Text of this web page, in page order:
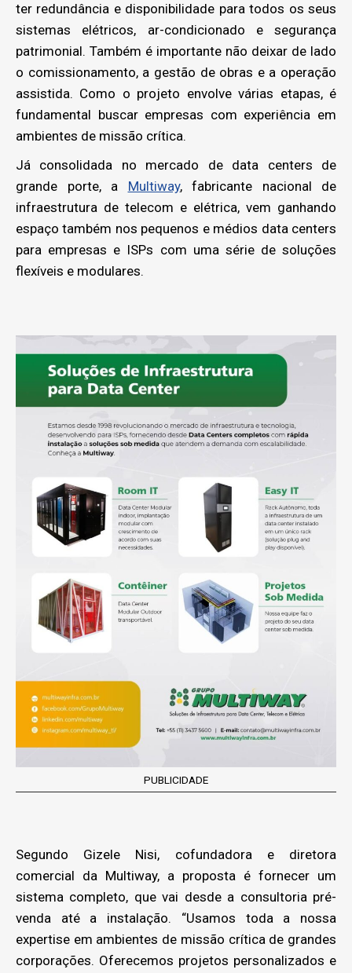
ter redundância e disponibilidade para todos os seus
sistemas elétricos, ar-condicionado e segurança
patrimonial. Também é importante não deixar de lado
o comissionamento, a gestão de obras e a operação
assistida. Como o projeto envolve várias etapas, é
fundamental buscar empresas com experiência em
ambientes de missão crítica.
Já consolidada no mercado de data centers de
grande porte, a Multiway, fabricante nacional de
infraestrutura de telecom e elétrica, vem ganhando
espaço também nos pequenos e médios data centers
para empresas e ISPs com uma série de soluções
flexíveis e modulares.
PUBLICIDADE
Segundo Gizele Nisi, cofundadora e diretora
comercial da Multiway, a proposta é fornecer um
sistema completo, que vai desde a consultoria pré-
venda até a instalação. “Usamos toda a nossa
expertise em ambientes de missão crítica de grandes
corporações. Oferecemos projetos personalizados e